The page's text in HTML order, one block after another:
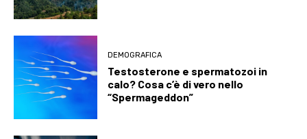
DEMOGRAFICA
Testosterone e spermatozoi in
calo? Cosa c’è di vero nello
“Spermageddon”